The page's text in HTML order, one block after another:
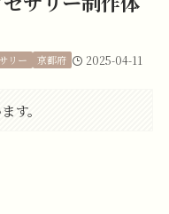
リー 京都府 2025-04-11
す。